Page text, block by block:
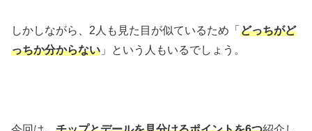
しかしながら、2人も見た目が似ているため「 どっちがど
っちか分からない 」という人もいるでしょう。